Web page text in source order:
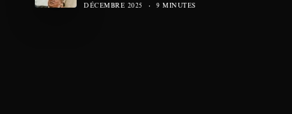
DÉCEMBRE 2025 9 MINUTES